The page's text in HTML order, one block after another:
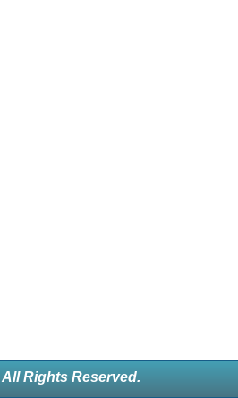
Rights Reserved.